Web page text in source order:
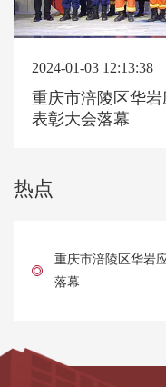
2024-01-03 12:13:38
重庆市涪陵区华
表彰大会落幕
热点
重庆市涪陵区华岩
落幕